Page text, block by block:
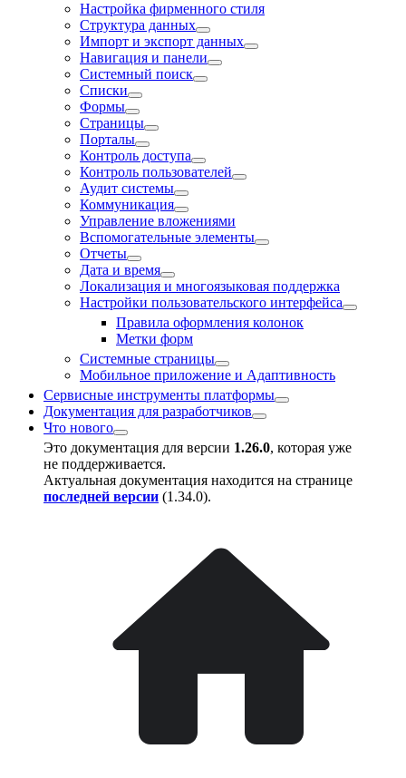
Настройка фирменного стиля
Структура данных
Импорт и экспорт данных
Навигация и панели
Системный поиск
Списки
Формы
Страницы
Порталы
Контроль доступа
Контроль пользователей
Аудит системы
Коммуникация
Управление вложениями
Вспомогательные элементы
Отчеты
Дата и время
Локализация и многоязыковая поддержка
Настройки пользовательского интерфейса
Правила оформления колонок
Метки форм
Системные страницы
Мобильное приложение и Адаптивность
Сервисные инструменты платформы
Документация для разработчиков
Что нового
Это документация для версии 1.26.0, которая уже
не поддерживается.
Актуальная документация находится на странице
последней версии (1.34.0).